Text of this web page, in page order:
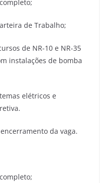
de Trabalho;
de NR-10 e NR-35
instalações de bomba
elétricos e
da vaga.